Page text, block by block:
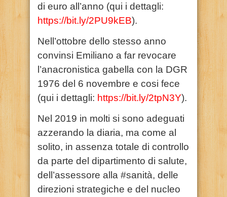
di euro all’anno (qui i dettagli:
https://bit.ly/2PU9kEB).
Nell’ottobre dello stesso anno
convinsi Emiliano a far revocare
l’anacronistica gabella con la DGR
1976 del 6 novembre e cosi fece
(qui i dettagli: https://bit.ly/2tpN3Y).
Nel 2019 in molti si sono adeguati
azzerando la diaria, ma come al
solito, in assenza totale di controllo
da parte del dipartimento di salute,
dell’assessore alla #sanità, delle
direzioni strategiche e del nucleo